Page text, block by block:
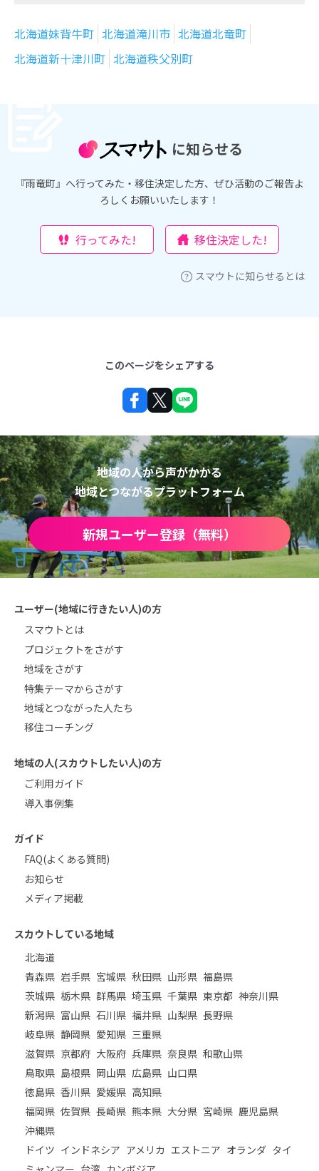
北海道妹背牛町 北海道滝川市 北海道北竜町
北海道新十津川町 北海道秩父別町
に知らせる
『雨竜町』へ行ってみた・移住決定した方、ぜひ活動のご報告よ
ろしくお願いいたします！
行ってみた! 移住決定した!
スマウトに知らせるとは
このページをシェアする
地域の人から声がかかる
地域とつながるプラットフォーム
新規ユーザー登録（無料）
ユーザー(地域に行きたい人)の方
スマウトとは
プロジェクトをさがす
地域をさがす
特集テーマからさがす
地域とつながった人たち
移住コーチング
地域の人(スカウトしたい人)の方
ご利用ガイド
導入事例集
ガイド
FAQ(よくある質問)
お知らせ
メディア掲載
スカウトしている地域
北海道
青森県 岩手県 宮城県 秋田県 山形県 福島県
茨城県 栃木県 群馬県 埼玉県 千葉県 東京都 神奈川県
新潟県 富山県 石川県 福井県 山梨県 長野県
岐阜県 静岡県 愛知県 三重県
滋賀県 京都府 大阪府 兵庫県 奈良県 和歌山県
鳥取県 島根県 岡山県 広島県 山口県
徳島県 香川県 愛媛県 高知県
福岡県 佐賀県 長崎県 熊本県 大分県 宮崎県 鹿児島県
沖縄県
ドイツ インドネシア アメリカ エストニア オランダ タイ